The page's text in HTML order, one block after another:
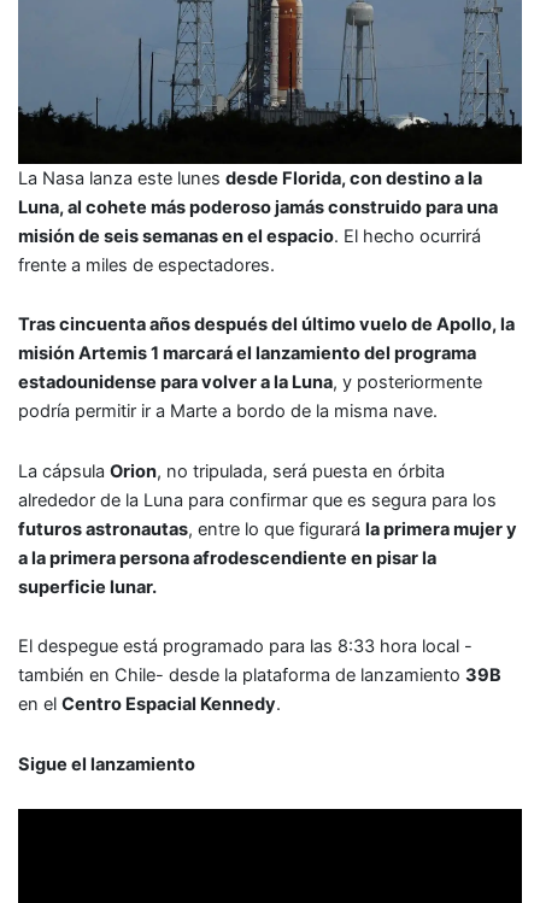
La Nasa lanza este lunes desde Florida, con destino a la
Luna, al cohete más poderoso jamás construido para una
misión de seis semanas en el espacio. El hecho ocurrirá
frente a miles de espectadores.
Tras cincuenta años después del último vuelo de Apollo, la
misión Artemis 1 marcará el lanzamiento del programa
estadounidense para volver a la Luna, y posteriormente
podría permitir ir a Marte a bordo de la misma nave.
La cápsula Orion, no tripulada, será puesta en órbita
alrededor de la Luna para confirmar que es segura para los
futuros astronautas, entre lo que figurará la primera mujer y
a la primera persona afrodescendiente en pisar la
superficie lunar.
El despegue está programado para las 8:33 hora local -
también en Chile- desde la plataforma de lanzamiento 39B
en el Centro Espacial Kennedy.
Sigue el lanzamiento